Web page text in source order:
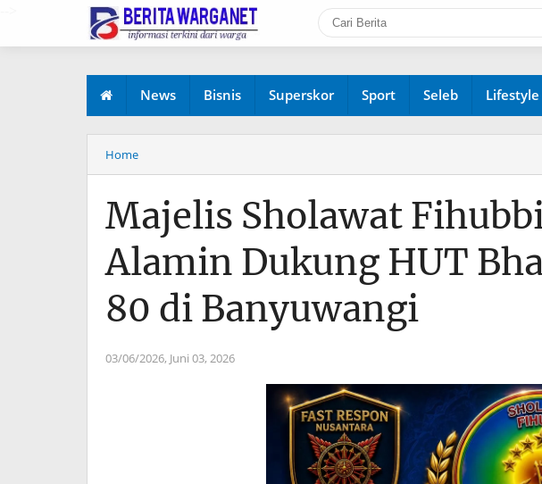
News Bisnis Superskor Sport Seleb Lifestyle
Home
Majelis Sholawat
Alamin Dukung HUT
80 di Banyuwangi
03/06/2026, Juni 03, 2026